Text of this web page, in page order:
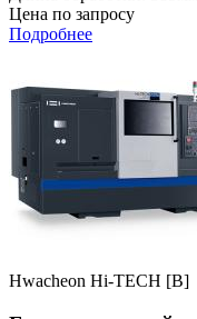
Цена по запросу
Подробнее
Hwacheon Hi-TECH [B]